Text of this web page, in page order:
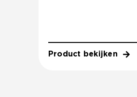
Product bekijken